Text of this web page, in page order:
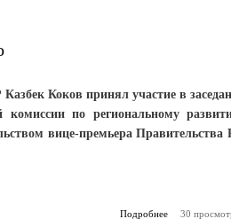
Коков принял участие в
комиссии по региональному
вице-премьера
Подробнее о30